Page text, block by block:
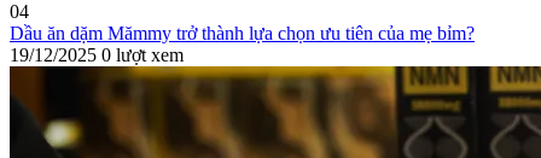
04
Dầu ăn dặm Mămmy trở thành lựa chọn ưu tiên của mẹ bỉm?
19/12/2025 0 lượt xem